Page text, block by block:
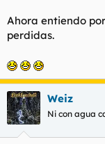
más que una buena
Ahora entiendo
perdidas.
Weiz
Ni con agua